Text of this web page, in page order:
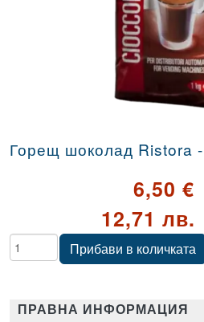
Горещ шоколад Ristora -
6,50 €
12,71 лв.
КоличествоПрибави в количката
ПРАВНА ИНФОРМАЦИЯ